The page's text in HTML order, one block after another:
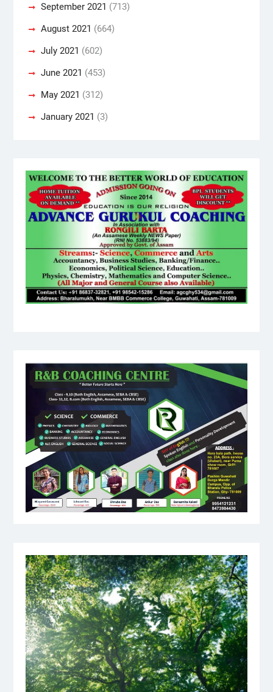
September 2021 (713)
August 2021 (664)
July 2021 (602)
June 2021 (453)
May 2021 (312)
January 2021 (3)